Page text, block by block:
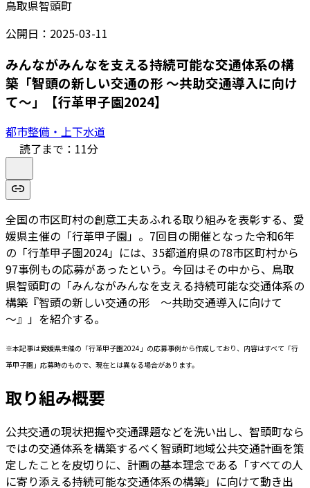
鳥取県智頭町
公開日： 2025-03-11
みんながみんなを支える持続可能な交通体系の構
築「智頭の新しい交通の形 ～共助交通導入に向け
て～」【行革甲子園2024】
都市整備・上下水道
読了まで： 11分
全国の市区町村の創意工夫あふれる取り組みを表彰する、愛
媛県主催の「行革甲子園」。7回目の開催となった令和6年
の「行革甲子園2024」には、35都道府県の78市区町村から
97事例もの応募があったという。今回はその中から、鳥取
県智頭町の「みんながみんなを支える持続可能な交通体系の
構築『智頭の新しい交通の形 ～共助交通導入に向けて
～』」を紹介する。
※本記事は愛媛県主催の「行革甲子園2024」の応募事例から作成しており、内容はすべて「行
革甲子園」応募時のもので、現在とは異なる場合があります。
取り組み概要
公共交通の現状把握や交通課題などを洗い出し、智頭町なら
ではの交通体系を構築するべく智頭町地域公共交通計画を策
定したことを皮切りに、計画の基本理念である「すべての人
に寄り添える持続可能な交通体系の構築」に向けて動き出